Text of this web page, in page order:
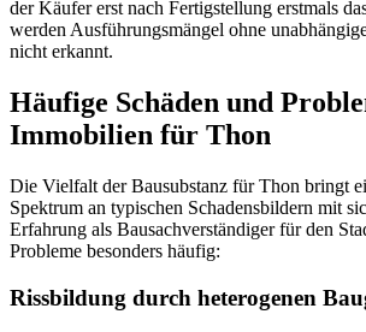
der Käufer erst nach Fertigstellung erstmals
werden Ausführungsmängel ohne
nicht erkannt.
Häufige Schäden und
Immobilien für Thon
Die Vielfalt der Bausubstanz für Thon bringt
Spektrum an typischen Schadensbildern mit
Erfahrung als Bausachverständiger für den
Probleme besonders häufig:
Rissbildung durch heterogenen